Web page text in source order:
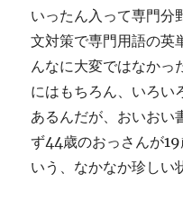
いったん入って専門分
文対策で専門用語の英
んなに大変ではなかっ
にはもちろん、いろい
あるんだが、おいおい
ず44歳のおっさんが
いう、なかなか珍しい